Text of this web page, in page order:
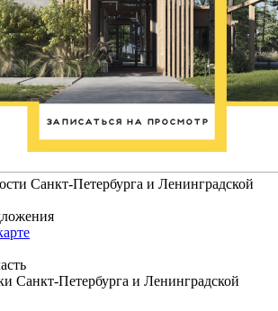
Санкт-Петербурга и Ленинградской
Санкт-Петербурга и Ленинградской